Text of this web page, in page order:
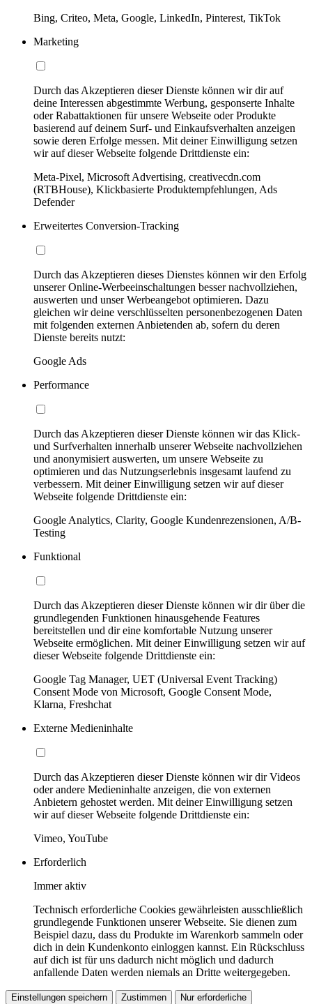
Bing, Criteo, Meta, Google, LinkedIn, Pinterest, TikTok
Marketing
Durch das Akzeptieren dieser Dienste können wir dir auf
deine Interessen abgestimmte Werbung, gesponserte Inhalte
oder Rabattaktionen für unsere Webseite oder Produkte
basierend auf deinem Surf- und Einkaufsverhalten anzeigen
sowie deren Erfolge messen. Mit deiner Einwilligung setzen
wir auf dieser Webseite folgende Drittdienste ein:
Meta-Pixel, Microsoft Advertising, creativecdn.com
(RTBHouse), Klickbasierte Produktempfehlungen, Ads
Defender
Erweitertes Conversion-Tracking
Durch das Akzeptieren dieses Dienstes können wir den Erfolg
unserer Online-Werbeeinschaltungen besser nachvollziehen,
auswerten und unser Werbeangebot optimieren. Dazu
gleichen wir deine verschlüsselten personenbezogenen Daten
mit folgenden externen Anbietenden ab, sofern du deren
Dienste bereits nutzt:
Google Ads
Performance
Durch das Akzeptieren dieser Dienste können wir das Klick-
und Surfverhalten innerhalb unserer Webseite nachvollziehen
und anonymisiert auswerten, um unsere Webseite zu
optimieren und das Nutzungserlebnis insgesamt laufend zu
verbessern. Mit deiner Einwilligung setzen wir auf dieser
Webseite folgende Drittdienste ein:
Google Analytics, Clarity, Google Kundenrezensionen, A/B-
Testing
Funktional
Durch das Akzeptieren dieser Dienste können wir dir über die
grundlegenden Funktionen hinausgehende Features
bereitstellen und dir eine komfortable Nutzung unserer
Webseite ermöglichen. Mit deiner Einwilligung setzen wir auf
dieser Webseite folgende Drittdienste ein:
Google Tag Manager, UET (Universal Event Tracking)
Consent Mode von Microsoft, Google Consent Mode,
Klarna, Freshchat
Externe Medieninhalte
Durch das Akzeptieren dieser Dienste können wir dir Videos
oder andere Medieninhalte anzeigen, die von externen
Anbietern gehostet werden. Mit deiner Einwilligung setzen
wir auf dieser Webseite folgende Drittdienste ein:
Vimeo, YouTube
Erforderlich
Immer aktiv
Technisch erforderliche Cookies gewährleisten ausschließlich
grundlegende Funktionen unserer Webseite. Sie dienen zum
Beispiel dazu, dass du Produkte im Warenkorb sammeln oder
dich in dein Kundenkonto einloggen kannst. Ein Rückschluss
auf dich ist für uns dadurch nicht möglich und dadurch
anfallende Daten werden niemals an Dritte weitergegeben.
Einstellungen speichern Zustimmen Nur erforderliche